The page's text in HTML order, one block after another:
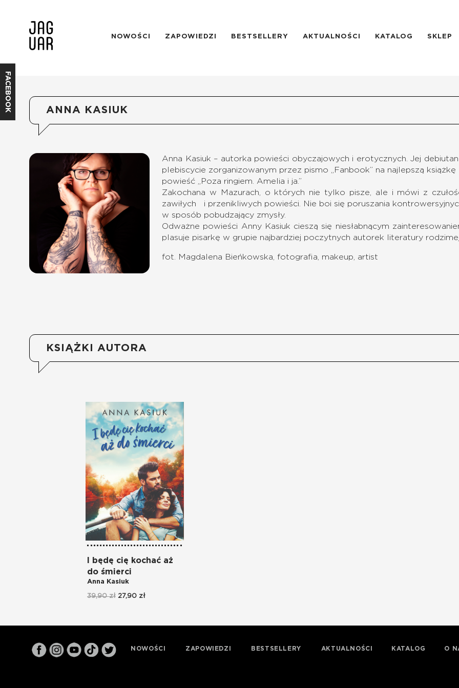
NOWOŚCI ZAPOWIEDZI BESTSELLERY AKTUALNOŚCI KATALOG SKLEP
FACEBOOK ANNA KASIUK
Anna Kasiuk – autorka powieści obyczajowych i erotycznych. Jej
plebiscycie zorganizowanym przez pismo „Fanbook” na najlepszą
powieść „Poza ringiem. Amelia i ja.”
Zakochana w Mazurach, o których nie tylko pisze, ale i mówi z
zawiłych i przenikliwych powieści. Nie boi się poruszania
w sposób pobudzający zmysły.
Odważne powieści Anny Kasiuk cieszą się niesłabnącym
plasuje pisarkę w grupie najbardziej poczytnych autorek literatury
fot. Magdalena Bieńkowska, fotografia, makeup, artist
KSIĄŻKI AUTORA
I będę cię kochać aż
do śmierci
Anna Kasiuk
39,90 zł 27,90 zł
NOWOŚCI ZAPOWIEDZI BESTSELLERY AKTUALNOŚCI KATALOG O